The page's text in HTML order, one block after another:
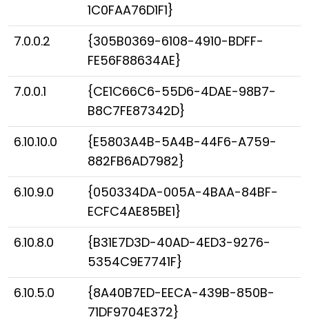
1C0FAA76D1F1}
7.0.0.2
{305B0369-6108-4910-BDFF-
FE56F88634AE}
7.0.0.1
{CE1C66C6-55D6-4DAE-98B7-
B8C7FE87342D}
6.10.10.0
{E5803A4B-5A4B-44F6-A759-
882FB6AD7982}
6.10.9.0
{050334DA-005A-4BAA-84BF-
ECFC4AE85BE1}
6.10.8.0
{B31E7D3D-40AD-4ED3-9276-
5354C9E7741F}
6.10.5.0
{8A40B7ED-EECA-439B-850B-
71DF9704E372}